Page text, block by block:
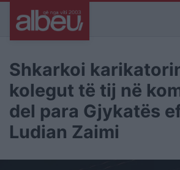
Shkarkoi
kolegut të tij në
del para Gjykatës
Ludian Zaimi